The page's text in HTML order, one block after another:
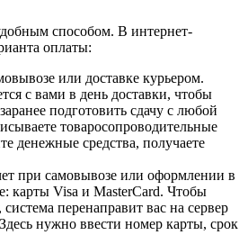
способом. В интернет-
оплаты:
или доставке курьером.
с вами в день доставки, чтобы
подготовить сдачу с любой
товаросопроводительные
денежные средства, получаете
при самовывозе или оформлении в
карты Visa и MasterCard. Чтобы
перенаправит вас на сервер
нужно ввести номер карты, срок